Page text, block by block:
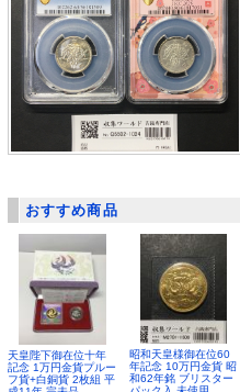
おすすめ商品
天皇陛下御在位十年
記念 1万円金貨プルー
フ貨+白銅貨 2枚組 平
昭和天皇様御在位60
年記念 10万円金貨 昭
和62年銘 ブリスター